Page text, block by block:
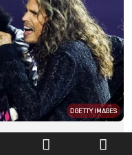
GETTY IMAGES